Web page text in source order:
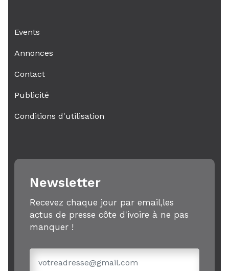
Events
Annonces
Contact
Publicité
Conditions d'utilisation
Newsletter
Recevez chaque jour par email,les
actus de presse côte d'ivoire à ne pas
manquer !